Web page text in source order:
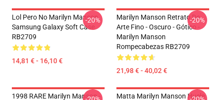
Lol Pero No Marilyn Manson
Samsung Galaxy Soft Case
RB2709
14,81 € - 16,10 €
-20%
Marilyn Manson Retrato De
Arte Fino - Oscuro - Gótico -
Marilyn Manson
Rompecabezas RB2709
21,98 € - 40,02 €
-20%
1998 RARE Marilyn Manson -
Matta Marilyn Manson Huele